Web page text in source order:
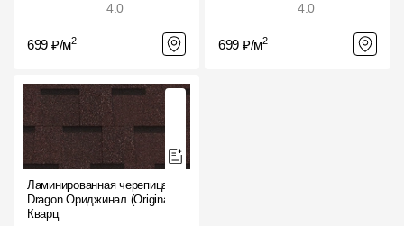
4.0
699 ₽/м2
4.0
699 ₽/м2
Ламинированная черепица
Dragon Ориджинал (Original),
Кварц